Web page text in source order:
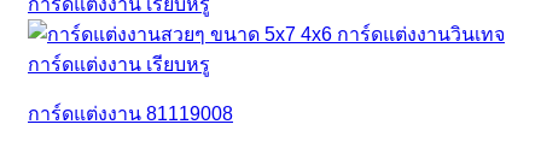
การ์ดแต่งงาน 81119008